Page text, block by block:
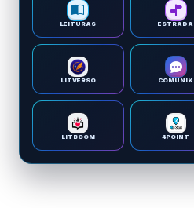
LEITURAS ESTRADA
LITVERSO COMUNIK
LITBOOM 4POINT